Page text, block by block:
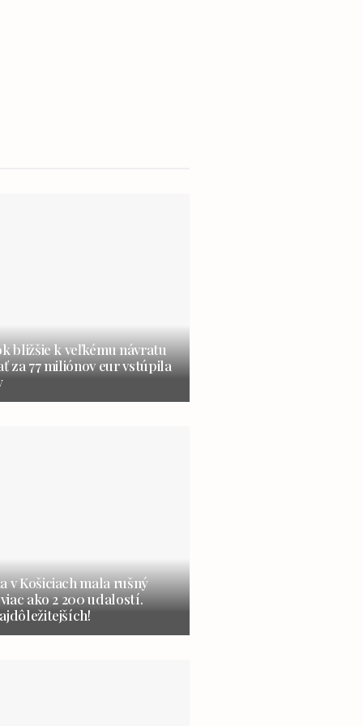
bližšie k veľkému návratu
za 77 miliónov eur vstúpila
v Košiciach mala rušný
ako 2 200 udalostí.